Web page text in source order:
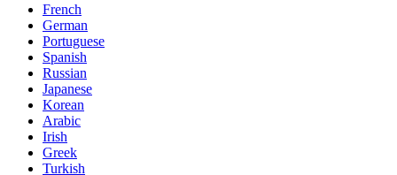
French
German
Portuguese
Spanish
Russian
Japanese
Korean
Arabic
Irish
Greek
Turkish